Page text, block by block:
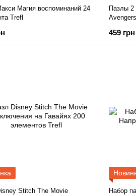
Магия воспоминаний 24
Trefl
Пазлы 2
459 грн
Stitch The Movie
Набор